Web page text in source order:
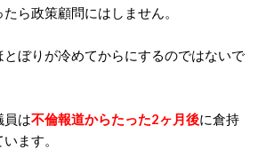
ら政策顧問にはしません。
ぼりが冷めてからにするのではないで
員は不倫報道からたった2ヶ月後に倉持
ます。